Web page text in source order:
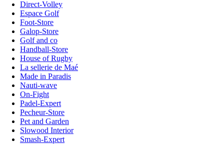
Direct-Volley
Espace Golf
Foot-Store
Galop-Store
Golf and co
Handball-Store
House of Rugby
La sellerie de Maé
Made in Paradis
Nauti-wave
On-Fight
Padel-Expert
Pecheur-Store
Pet and Garden
Slowood Interior
Smash-Expert